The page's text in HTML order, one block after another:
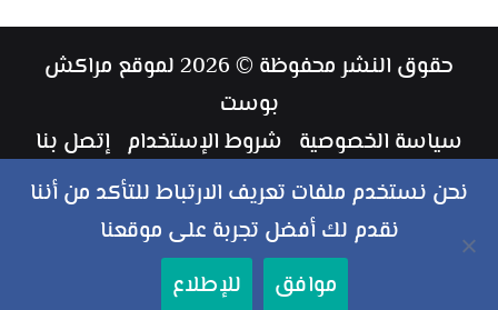
حقوق النشر محفوظة © 2026 لموقع مراكش
بوست
سياسة الخصوصية شروط الإستخدام إتصل بنا
طاقم العمل
ملخص
الموقع
فيسبوكتويتر يوتيوبانستقرام‏Google
نحن نستخدم ملفات تعريف الارتباط للتأكد من أننا
نقدم لك أفضل تجربة على موقعنا
موافق
للإطلاع